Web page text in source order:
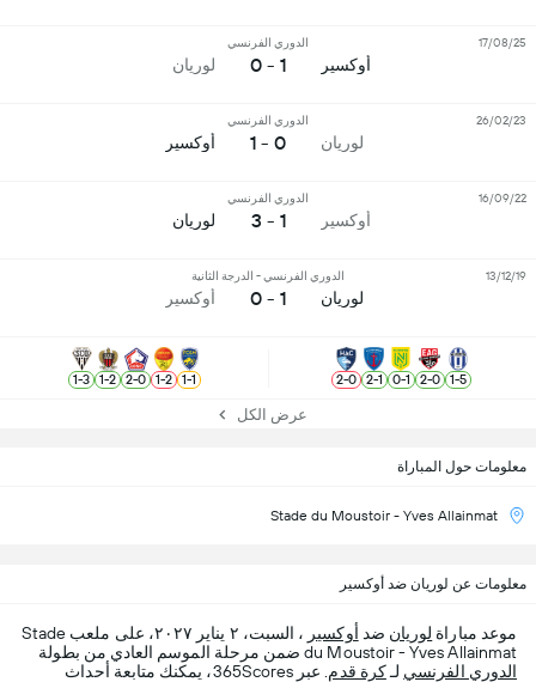
معلومات حول المباراة
Stade du Moustoir - Yves Allainmat
أوكسير
الدوري الفرنسي
1 - 0 لوريان
17/08/25
لوريان
الدوري الفرنسي
0 - 1 أوكسير
26/02/23
أوكسير
الدوري الفرنسي
1 - 3 لوريان
16/09/22
لوريان
الدوري الفرنسي - الدرجة الثانية
1 - 0 أوكسير
13/12/19
5
-
1
0
-
2
1
-
0
1
-
2
0
-
2
1
-
1
2
-
1
0
-
2
2
-
1
3
-
1
عرض الكل
معلومات عن لوريان ضد أوكسير
موعد مباراة لوريان ضد أوكسير
، السبت، ٢ يناير ٢٠٢٧، على ملعب Stade
du Moustoir - Yves Allainmat ضمن مرحلة الموسم العادي من بطولة
الدوري الفرنسي لـكرة قدم
. عبر 365Scores، يمكنك متابعة أحداث